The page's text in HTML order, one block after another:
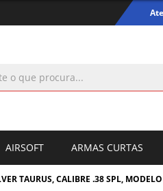
AIRSOFT ARMAS CURTAS
TAURUS, CALIBRE .38 SPL,